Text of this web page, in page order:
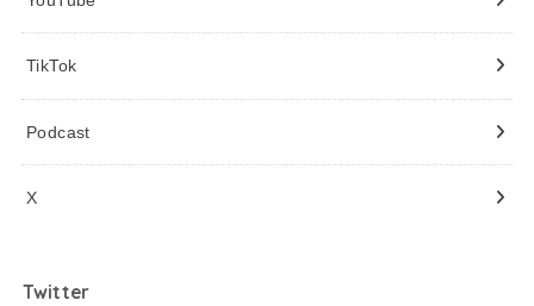
TikTok
Podcast
X
Twitter